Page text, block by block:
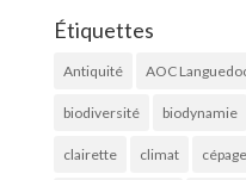
Étiquettes
Antiquité AOC
biodiversité biodynamie
clairette climat